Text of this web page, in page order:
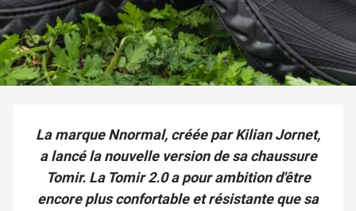
La marque Nnormal, créée par Kilian Jornet,
a lancé la nouvelle version de sa chaussure
Tomir. La Tomir 2.0 a pour ambition d'être
encore plus confortable et résistante que sa